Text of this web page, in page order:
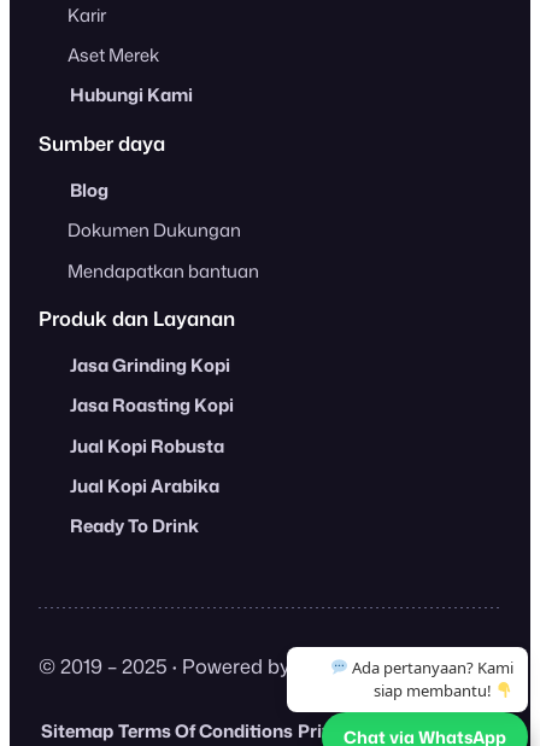
Karir
Aset Merek
Hubungi Kami
Sumber daya
Blog
Dokumen Dukungan
Mendapatkan bantuan
Produk dan Layanan
Jasa Grinding Kopi
Jasa Roasting Kopi
Jual Kopi Robusta
Jual Kopi Arabika
Ready To Drink
© 2019 – 2025 · Powered by Freshcaff.
SitemapTerms Of Conditions Privacy Policy
Ada pertanyaan? Kami
siap membantu!
Chat via WhatsApp